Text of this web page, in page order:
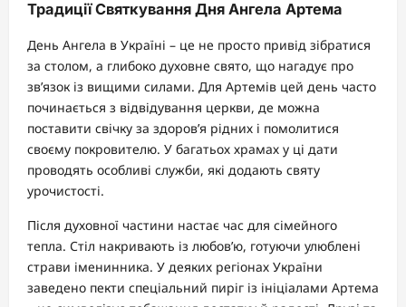
Традиції Святкування Дня Ангела Артема
День Ангела в Україні – це не просто привід зібратися
за столом, а глибоко духовне свято, що нагадує про
зв’язок із вищими силами. Для Артемів цей день часто
починається з відвідування церкви, де можна
поставити свічку за здоров’я рідних і помолитися
своєму покровителю. У багатьох храмах у ці дати
проводять особливі служби, які додають святу
урочистості.
Після духовної частини настає час для сімейного
тепла. Стіл накривають із любов’ю, готуючи улюблені
страви іменинника. У деяких регіонах України
заведено пекти спеціальний пиріг із ініціалами Артема